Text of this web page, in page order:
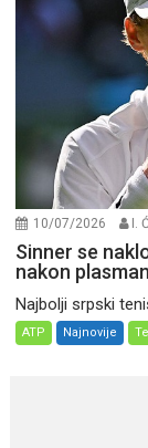
10/07/2026 I. Ć.
Sinner se
nakon
Najbolji srpski
ATP Najnovije